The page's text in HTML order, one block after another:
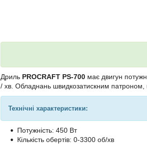
Дриль PROCRAFT PS-700 має двигун
/ хв. Обладнань швидкозатискним патроном,
Технічні характеристики:
Потужність: 450 Вт
Кількість обертів: 0-3300 об/хв